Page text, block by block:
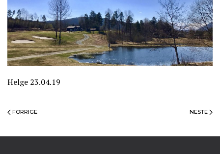
Helge 23.04.19
FORRIGE NESTE